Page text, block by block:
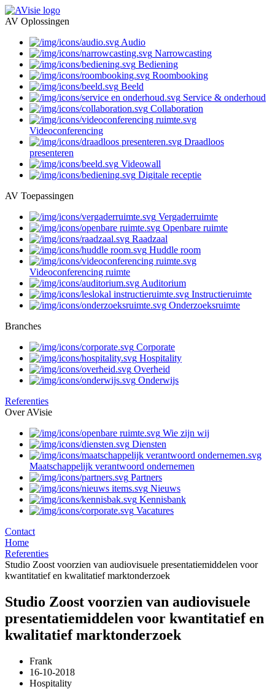
AV Oplossingen
Audio
Narrowcasting
Bediening
Roombooking
Beeld
Service & onderhoud
Collaboration
Videoconferencing
Draadloos
presenteren
Videowall
Digitale receptie
AV Toepassingen
Vergaderruimte
Openbare ruimte
Raadzaal
Huddle room
Videoconferencing ruimte
Auditorium
Instructieruimte
Onderzoeksruimte
Branches
Corporate
Hospitality
Overheid
Onderwijs
Referenties
Over AVisie
Wie zijn wij
Diensten
Maatschappelijk verantwoord ondernemen
Partners
Nieuws
Kennisbank
Vacatures
Contact
Home
Referenties
Studio Zoost voorzien van audiovisuele presentatiemiddelen voor
kwantitatief en kwalitatief marktonderzoek
Studio Zoost voorzien van audiovisuele
presentatiemiddelen voor kwantitatief en
kwalitatief marktonderzoek
Frank
16-10-2018
Hospitality